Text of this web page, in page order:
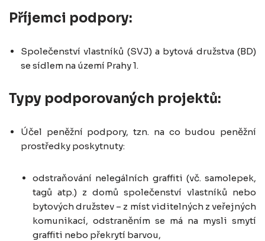
Příjemci podpory:
Společenství vlastníků (SVJ) a bytová družstva (BD)
se sídlem na území Prahy 1.
Typy podporovaných projektů:
Účel peněžní podpory, tzn. na co budou peněžní
prostředky poskytnuty:
odstraňování nelegálních graffiti (vč. samolepek,
tagů atp.) z domů společenství vlastníků nebo
bytových družstev – z míst viditelných z veřejných
komunikací, odstraněním se má na mysli smytí
graffiti nebo překrytí barvou,